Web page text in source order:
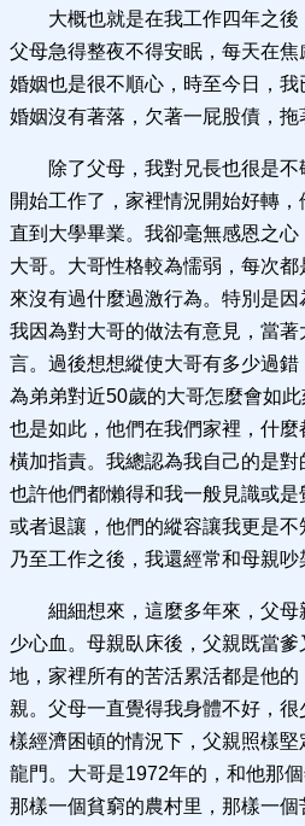
大概也就是在我工作四年之後
父母急得整夜不得安眠，每天在焦
婚姻也是很不順心，時至今日，我
婚姻沒有著落，欠著一屁股債，拖
除了父母，我對兄長也很是
開始工作了，家裡情況開始好轉
直到大學畢業。我卻毫無感恩之
大哥。大哥性格較為懦弱，每次
來沒有過什麼過激行為。特別是因
我因為對大哥的做法有意見，當
言。過後想想縱使大哥有多少過
為弟弟對近50歲的大哥怎麼會如
也是如此，他們在我們家裡，什
橫加指責。我總認為我自己的是對
也許他們都懶得和我一般見識或
或者退讓，他們的縱容讓我更是
乃至工作之後，我還經常和母親吵
細細想來，這麼多年來，父
少心血。母親臥床後，父親既當
地，家裡所有的苦活累活都是他
親。父母一直覺得我身體不好，
樣經濟困頓的情況下，父親照樣
龍門。大哥是1972年的，和他那
那樣一個貧窮的農村里，那樣一